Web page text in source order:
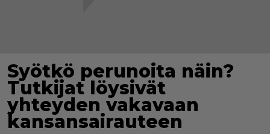
Syötkö perunoita näin?
Tutkijat löysivät
yhteyden vakavaan
kansansairauteen